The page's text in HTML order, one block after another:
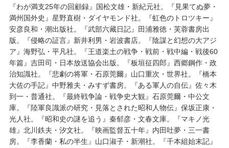
『わが満支25年の回顧録』国松文雄・新紀元社。『見果てぬ夢・
満州国外史』星野直樹・ダイヤモンド社。『虹色のトロツキー』
安彦良和・潮出版社。『武部六藏日記』田浦雅徳・芙蓉書房出
版。『侵略の証言』新井利男・岩波書店。『陰謀と幻想の大アジ
ア』海野弘・平凡社。『王道楽土の戦争・戦前・戦中編・戦後60
年篇』吉田司・日本放送協会出版。『板垣征四郎』西郷鋼作・政
治知識社。『悲劇の将軍・石原莞爾』山口重次・世界社。『橋本
大佐の手記』中野雅夫・みすず書房。『ある軍人の自伝』佐々木
到一・普通社。『最終戦争論・戦争史大観』石原莞爾・中公文
庫。『陸軍良識派の研究・見落とされた昭和人物伝』保坂正康・
光人社。『昭和史の謎を追う』秦郁彦・文春文庫。『マキノ光
雄』北川鉄夫・汐文社。『映画監督五十年』内田吐夢・三一書
房。『李香蘭・私の半生』山口淑子・新潮社。『千本組始末記』